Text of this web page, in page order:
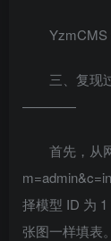
YzmCMS
三、复现
————
首先，从
择模型 ID 为
张图一样填表。